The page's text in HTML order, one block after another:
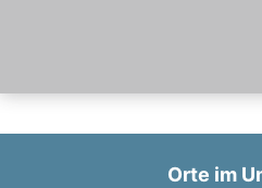
Orte im